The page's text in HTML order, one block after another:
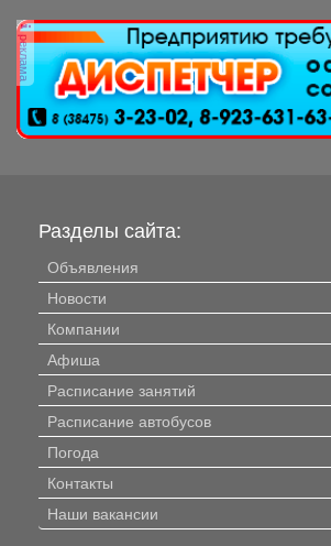
реклама
Разделы сайта:
Объявления
Новости
Компании
Афиша
Расписание занятий
Расписание автобусов
Погода
Контакты
Наши вакансии